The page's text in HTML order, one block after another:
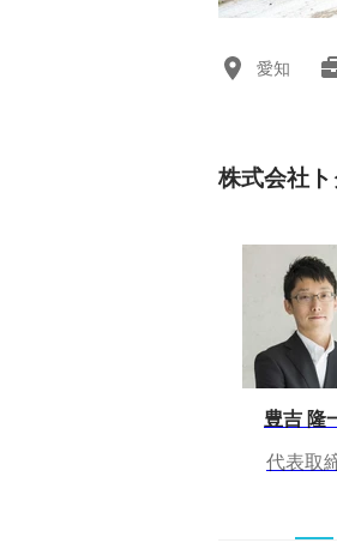
愛知
株式会社
豊吉 隆
代表取